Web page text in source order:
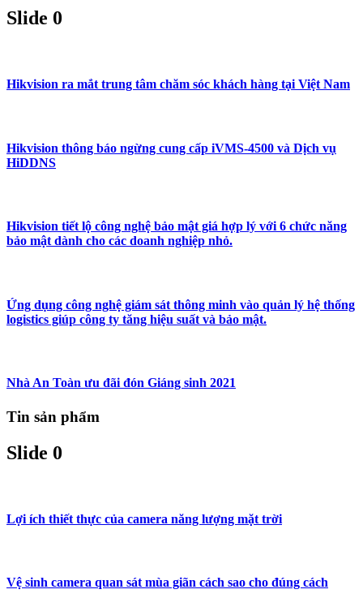
Slide 0
Hikvision ra mắt trung tâm chăm sóc khách hàng tại Việt Nam
Hikvision thông báo ngừng cung cấp iVMS-4500 và Dịch vụ
HiDDNS
Hikvision tiết lộ công nghệ bảo mật giá hợp lý với 6 chức năng
bảo mật dành cho các doanh nghiệp nhỏ.
Ứng dụng công nghệ giám sát thông minh vào quản lý hệ thống
logistics giúp công ty tăng hiệu suất và bảo mật.
Nhà An Toàn ưu đãi đón Giáng sinh 2021
Tin sản phẩm
Slide 0
Lợi ích thiết thực của camera năng lượng mặt trời
Vệ sinh camera quan sát mùa giãn cách sao cho đúng cách